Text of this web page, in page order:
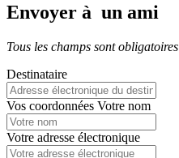
Envoyer à un ami
Tous les champs sont obligatoires
Destinataire
Vos coordonnées Votre nom
Votre adresse électronique